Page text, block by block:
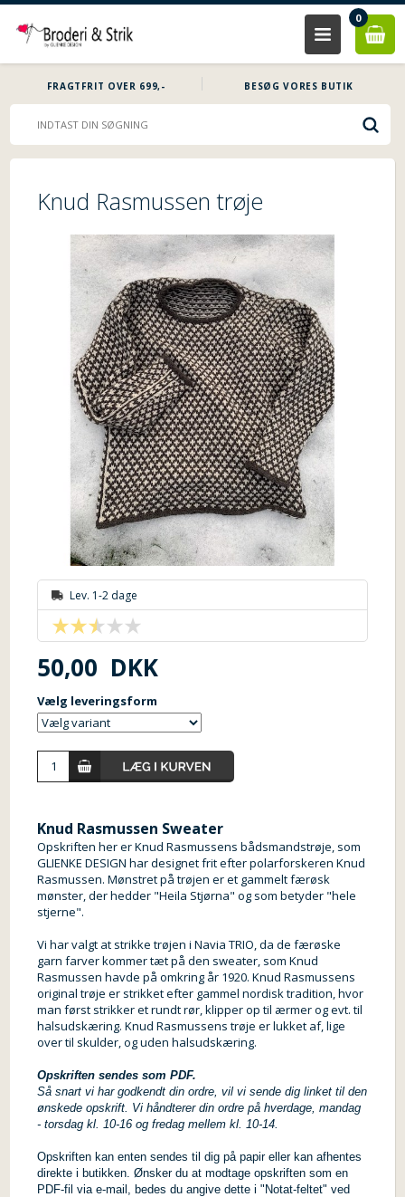
0
FRAGTFRIT OVER 699,- BESØG VORES BUTIK
Knud Rasmussen trøje
Lev. 1-2 dage
50,00 DKK
Vælg leveringsform
Knud Rasmussen Sweater
Opskriften her er Knud Rasmussens bådsmandstrøje, som
GLIENKE DESIGN har designet frit efter polarforskeren Knud
Rasmussen. Mønstret på trøjen er et gammelt færøsk
mønster, der hedder "Heila Stjørna" og som betyder "hele
stjerne".
Vi har valgt at strikke trøjen i Navia TRIO, da de færøske
garn farver kommer tæt på den sweater, som Knud
Rasmussen havde på omkring år 1920. Knud Rasmussens
original trøje er strikket efter gammel nordisk tradition, hvor
man først strikker et rundt rør, klipper op til ærmer og evt. til
halsudskæring. Knud Rasmussens trøje er lukket af, lige
over til skulder, og uden halsudskæring.
Opskriften sendes som PDF.
Så snart vi har godkendt din ordre, vil vi sende dig linket til den
ønskede opskrift. Vi håndterer din ordre på hverdage, mandag
- torsdag kl. 10-16 og fredag mellem kl. 10-14.
Opskriften kan enten sendes til dig på papir eller kan afhentes
direkte i butikken. Ønsker du at modtage opskriften som en
PDF-fil via e-mail, bedes du angive dette i "Notat-feltet" ved